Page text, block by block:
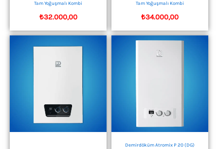
Tam Yoğuşmalı Kombi
₺32.000,00
Tam Yoğuşmalı Kombi
₺34.000,00
Demirdöküm Atromix P 20 (DG)